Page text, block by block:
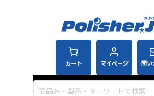
カート マイページ 問い